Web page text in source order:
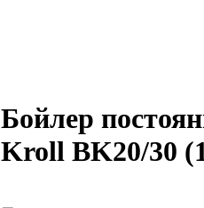
Бойлер
Kroll BK20/30